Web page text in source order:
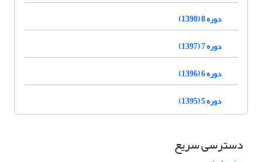
دوره 8 (1398)
دوره 7 (1397)
دوره 6 (1396)
دوره 5 (1395)
دسترسی سریع